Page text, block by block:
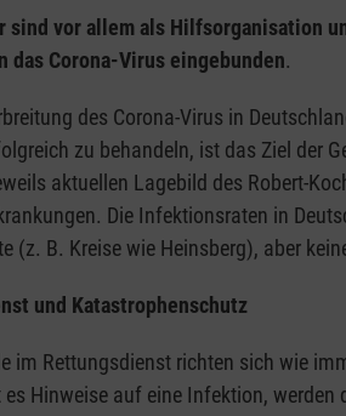
sind vor allem als Hilfsorganisation
das Corona-Virus eingebunden.
des Corona-Virus in
zu behandeln, ist das Ziel der
aktuellen Lagebild des Robert-
Die Infektionsraten in
(z. B. Kreise wie Heinsberg), aber
und Katastrophenschutz
im Rettungsdienst richten sich wie
es Hinweise auf eine Infektion,